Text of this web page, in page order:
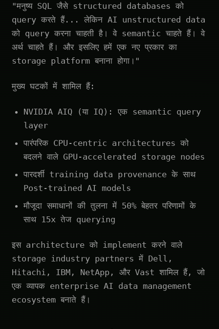
"मनुष्य SQL जैसे structured databases को
query करते हैं... लेकिन AI unstructured data
को query करना चाहती है। वे semantic चाहते हैं। वे
अर्थ चाहते हैं। और इसलिए हमें एक नए प्रकार का
storage platform बनाना होगा।"
मुख्य घटकों में शामिल हैं:
NVIDIA AIQ (या IQ): एक semantic query
layer
पारंपरिक CPU-centric architectures को
बदलने वाले GPU-accelerated storage nodes
पारदर्शी training data provenance के साथ
Post-trained AI models
मौजूदा समाधानों की तुलना में 50% बेहतर परिणामों के
साथ 15x तेज querying
इस architecture को implement करने वाले
storage industry partners में Dell,
Hitachi, IBM, NetApp, और Vast शामिल हैं, जो
एक व्यापक enterprise AI data management
ecosystem बनाते हैं।